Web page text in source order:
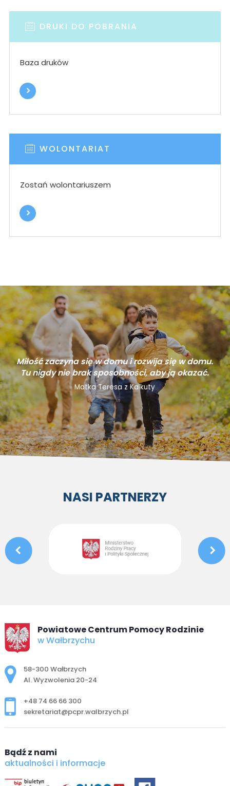
DRUKI DO POBRANIA
Baza druków
WOLONTARIAT
Zostań wolontariuszem
Miłość zaczyna się w domu i rozwija się w domu.
Tu nigdy nie brak sposobności, aby ją okazać.
Matka Teresa z Kalkuty
NASI PARTNERZY
Powiatowe Centrum Pomocy Rodzinie
w Wałbrzychu
Adres pocztowy:
58-300 Wałbrzych
Al. Wyzwolenia 20-24
+48 74 66 66 300
sekretariat@pcpr.walbrzych.pl
Bądź z nami
aktualności i informacje